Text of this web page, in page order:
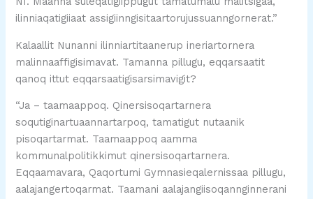
ilinniaqatigiiaat assigiinngisitaartorujussuanngornerat.”
Kalaallit Nunanni ilinniartitaanerup ineriartornera
malinnaaffigisimavat. Tamanna pillugu, eqqarsaatit
qanoq ittut eqqarsaatigisarsimavigit?
“Ja – taamaappoq. Qinersisoqartarnera
soqutiginartuaannartarpoq, tamatigut nutaanik
pisoqartarmat. Taamaappoq aamma
kommunalpolitikkimut qinersisoqartarnera.
Eqqaamavara, Qaqortumi Gymnasieqalernissaa pillugu,
aalajangertoqarmat. Taamani aalajangiisoqannginnerani